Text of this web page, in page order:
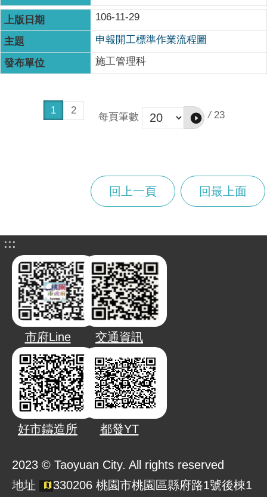
106-11-29
申報開工標準作業流程圖
施工管理科
1 2
每頁筆數 / 23
回上一頁 回最上面
:::
市府Line
好市鑄造所
交通資訊
都發YT
2023 © Taoyuan City. All rights reserved
地址
330206 桃園市桃園區縣府路1號後棟1